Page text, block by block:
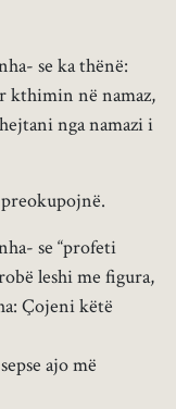
se ka thënë:
kthimin në namaz,
nga namazi i
se “profeti
leshi me figura,
Çojeni këtë
ajo më